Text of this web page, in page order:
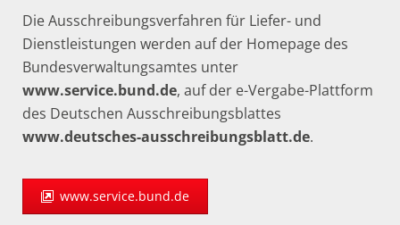
Die Ausschreibungsverfahren für Liefer- und
Dienstleistungen werden auf der Homepage des
Bundesverwaltungsamtes unter
www.service.bund.de, auf der e-Vergabe-Plattform
des Deutschen Ausschreibungsblattes
www.deutsches-ausschreibungsblatt.de.
www.service.bund.de